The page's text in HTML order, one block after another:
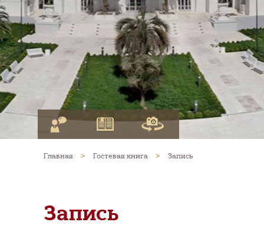
Главная > Гостевая книга > Запись
Запись